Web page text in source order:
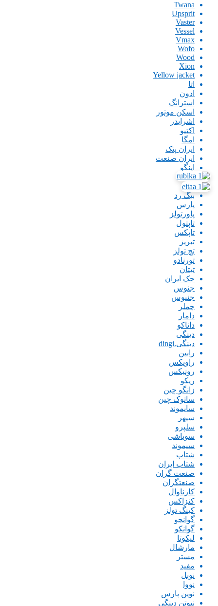
Twana
Upsprit
Vaster
Vessel
Vmax
Wofo
Wood
Xion
Yellow jacket
اتا
ادون
استرانگ
اسکن موتور
اشرایدر
اکتیو
امگا
ایران پتک
ایران صنعت
اینگو
باس
بتا
بیگ رد
پارس
پاورتولز
تاپتول
تاپکس
تبریز
تچ تولز
تورنادو
تیتان
جک ایران
جنوس
جنیوس
چملر
دامار
داناکو
دینگی
دینگی.dingi
رابین
راویکس
رونیکس
ریکو
زانگو چین
ساتوک چین
سایموند
سپهر
سلپرو
سوباشی
سیموند
شتاب
شتاب ایران
صنعت گران
صنعتگران
کارناوال
کنزاکس
کینگ تولز
گوانجو
گوانکو
لیکوتا
مارشال
مستر
مفید
نوبل
نووا
نوین پارس
نیوتن دینگی